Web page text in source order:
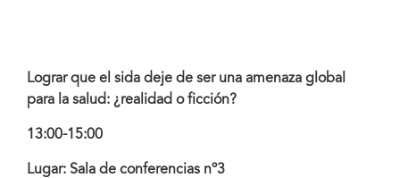
Lograr que el sida deje de ser una amenaza global
para la salud: ¿realidad o ficción?
13:00-15:00
Lugar: Sala de conferencias nº3